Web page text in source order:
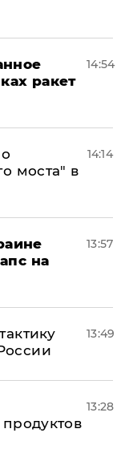
ракет
14:54
моста" в
14:14
на
13:57
13:49
13:28